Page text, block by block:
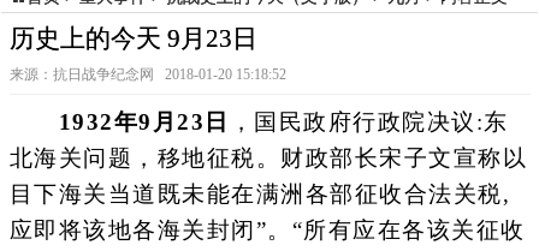
历史上的今天 9月23日
来源：抗日战争纪念网 2018-01-20 15:18:52
1932年9月23日
，国民政府行政院决议:东
北海关问题，移地征税。财政部长宋子文宣称以
目下海关当道既未能在满洲各部征收合法关税,
应即将该地各海关封闭”。“所有应在各该关征收